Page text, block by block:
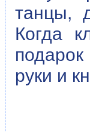
танцы,
Когда
руки и